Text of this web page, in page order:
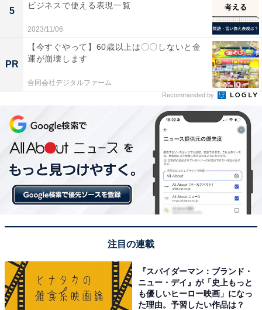
関東地方全体の76社中、69社が東京都に集まっている一
方、自動車部品メーカーなどの製造業が盛んな神奈川県
には、売上500億円超えの建築会社は1社もないというこ
とが判明しています。
【おすすめ記事】
・
国内約507万社を比較！ 「店舗の数が多い会社」ランキ
ング、2位「セブン‐イレブン」を抑えた1位は？
・
「自動車部品メーカーが多い都道府県」ランキング！ 2
「不況に強い化粧品会社」ランキング！ 3位「帝人フロ
ンティア」、2位「東洋紡」、1位は？
・
5
ビジネスで使える表現一覧
2023/11/06
PR
【今すぐやって】60歳以上は〇〇しないと金
運が崩壊します
合同会社デジタルファーム
Recommended by
注目の連載
『スパイダーマン：ブランド・
ニュー・デイ』が「史上もっと
も優しいヒーロー映画」になっ
た理由。予習したい作品は？